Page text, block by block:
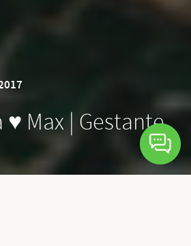
♥ Max | Gestante